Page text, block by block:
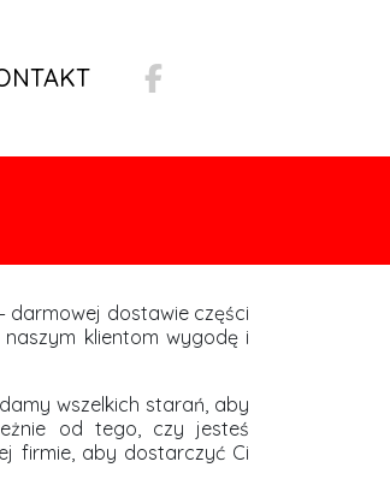
darmowej dostawie części
klientom wygodę i
wszelkich starań, aby
od tego, czy jesteś
firmie, aby dostarczyć Ci